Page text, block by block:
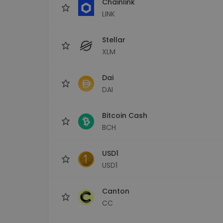
LINK
Stellar
XLM
Dai
DAI
Bitcoin Cash
BCH
USD1
USD1
Canton
CC